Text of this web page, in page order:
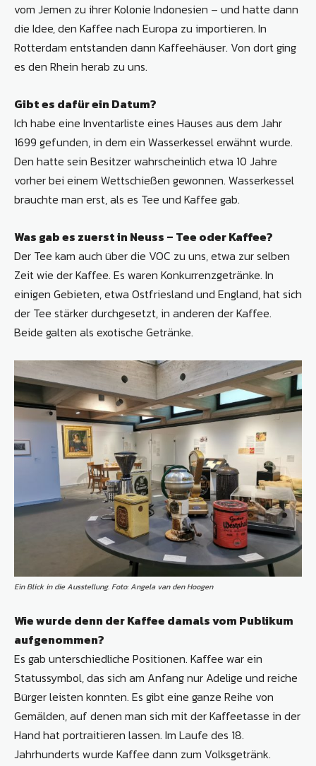
vom Jemen zu ihrer Kolonie Indonesien – und hatte dann
die Idee, den Kaffee nach Europa zu importieren. In
Rotterdam entstanden dann Kaffeehäuser. Von dort ging
es den Rhein herab zu uns.
Gibt es dafür ein Datum?
Ich habe eine Inventarliste eines Hauses aus dem Jahr
1699 gefunden, in dem ein Wasserkessel erwähnt wurde.
Den hatte sein Besitzer wahrscheinlich etwa 10 Jahre
vorher bei einem Wettschießen gewonnen. Wasserkessel
brauchte man erst, als es Tee und Kaffee gab.
Was gab es zuerst in Neuss – Tee oder Kaffee?
Der Tee kam auch über die VOC zu uns, etwa zur selben
Zeit wie der Kaffee. Es waren Konkurrenzgetränke. In
einigen Gebieten, etwa Ostfriesland und England, hat sich
der Tee stärker durchgesetzt, in anderen der Kaffee.
Beide galten als exotische Getränke.
Ein Blick in die Ausstellung. Foto: Angela van den Hoogen
Wie wurde denn der Kaffee damals vom Publikum
aufgenommen?
Es gab unterschiedliche Positionen. Kaffee war ein
Statussymbol, das sich am Anfang nur Adelige und reiche
Bürger leisten konnten. Es gibt eine ganze Reihe von
Gemälden, auf denen man sich mit der Kaffeetasse in der
Hand hat portraitieren lassen. Im Laufe des 18.
Jahrhunderts wurde Kaffee dann zum Volksgetränk.